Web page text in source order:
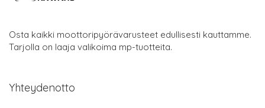
Osta kaikki moottoripyörävarusteet edullisesti kauttamme.
Tarjolla on laaja valikoima mp-tuotteita.
Yhteydenotto